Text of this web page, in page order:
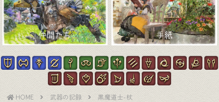
仲間たち 手紙
HOME 武器の記録 黒魔道士-杖